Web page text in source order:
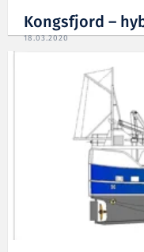
Kongsfjord –
18.03.2020